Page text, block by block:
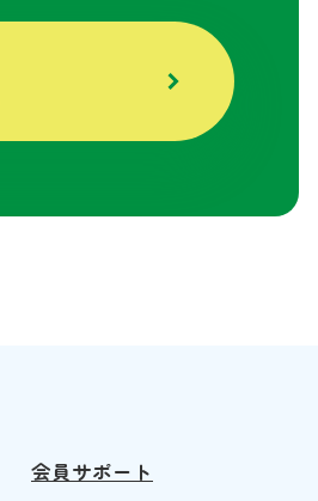
会員サポート